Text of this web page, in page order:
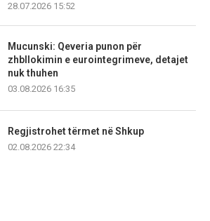
28.07.2026 15:52
Mucunski: Qeveria punon për
zhbllokimin e eurointegrimeve, detajet
nuk thuhen
03.08.2026 16:35
Regjistrohet tërmet në Shkup
02.08.2026 22:34